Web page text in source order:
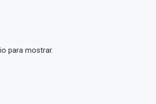
para mostrar.